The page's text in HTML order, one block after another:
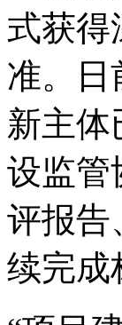
式获得
准。日
新主体
设监管
评报告
续完成